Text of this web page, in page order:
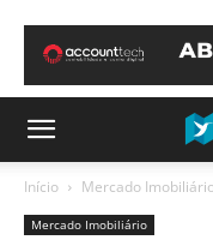
Início Mercado
Mercado Imobiliário